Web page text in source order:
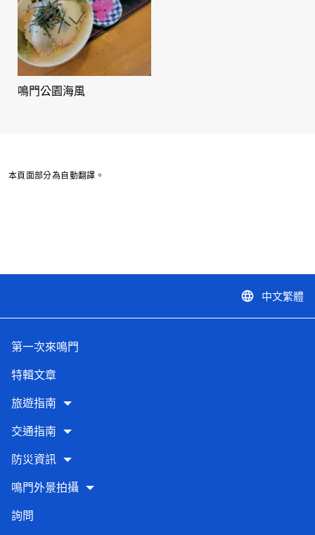
鳴門公園海風
本頁面部分為自動翻譯。
language 中文繁體
第一次來鳴門
特輯文章
旅遊指南
交通指南
防災資訊
鳴門外景拍攝
詢問